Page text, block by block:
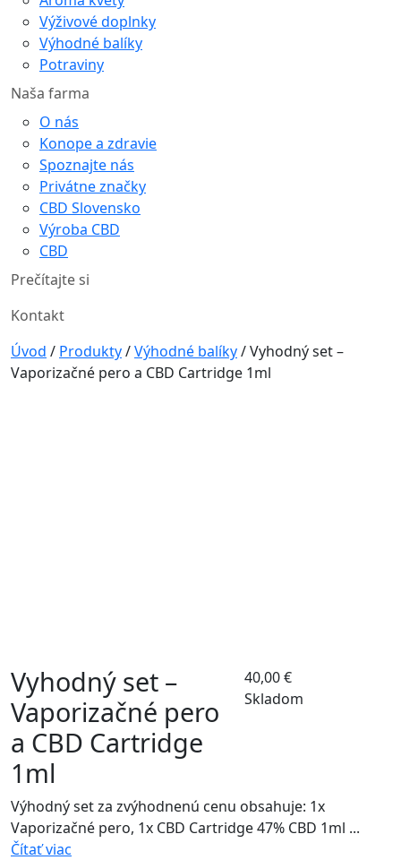
Výživové doplnky
Výhodné balíky
Potraviny
Naša farma
O nás
Konope a zdravie
Spoznajte nás
Privátne značky
CBD Slovensko
Výroba CBD
CBD
Prečítajte si
Kontakt
Úvod / Produkty/Výhodné balíky/Vyhodný set –
Vaporizačné pero a CBD Cartridge 1ml
Vyhodný set –
Vaporizačné pero
a CBD Cartridge
1ml
40,00€
Skladom
Výhodný set za zvýhodnenú cenu obsahuje: 1x
Vaporizačné pero, 1x CBD Cartridge 47% CBD 1ml ...
Čítať viac